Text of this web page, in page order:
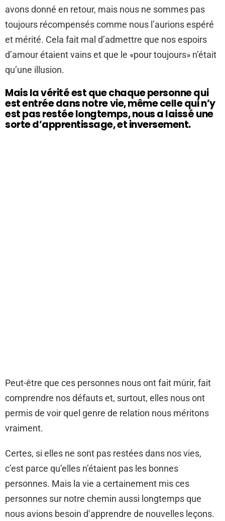
avons donné en retour, mais nous ne sommes pas
toujours récompensés comme nous l’aurions espéré
et mérité. Cela fait mal d’admettre que nos espoirs
d’amour étaient vains et que le «pour toujours» n’était
qu’une illusion.
Mais la vérité est que chaque personne qui
est entrée dans notre vie, même celle qui n’y
est pas restée longtemps, nous a laissé une
sorte d’apprentissage, et inversement.
Peut-être que ces personnes nous ont fait mûrir, fait
comprendre nos défauts et, surtout, elles nous ont
permis de voir quel genre de relation nous méritons
vraiment.
Certes, si elles ne sont pas restées dans nos vies,
c’est parce qu’elles n’étaient pas les bonnes
personnes. Mais la vie a certainement mis ces
personnes sur notre chemin aussi longtemps que
nous avions besoin d’apprendre de nouvelles leçons.